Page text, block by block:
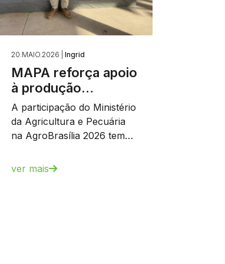
20.MAIO.2026 | Ingrid
MAPA reforça apoio
à produção…
A participação do Ministério
da Agricultura e Pecuária
na AgroBrasília 2026 tem…
ver mais